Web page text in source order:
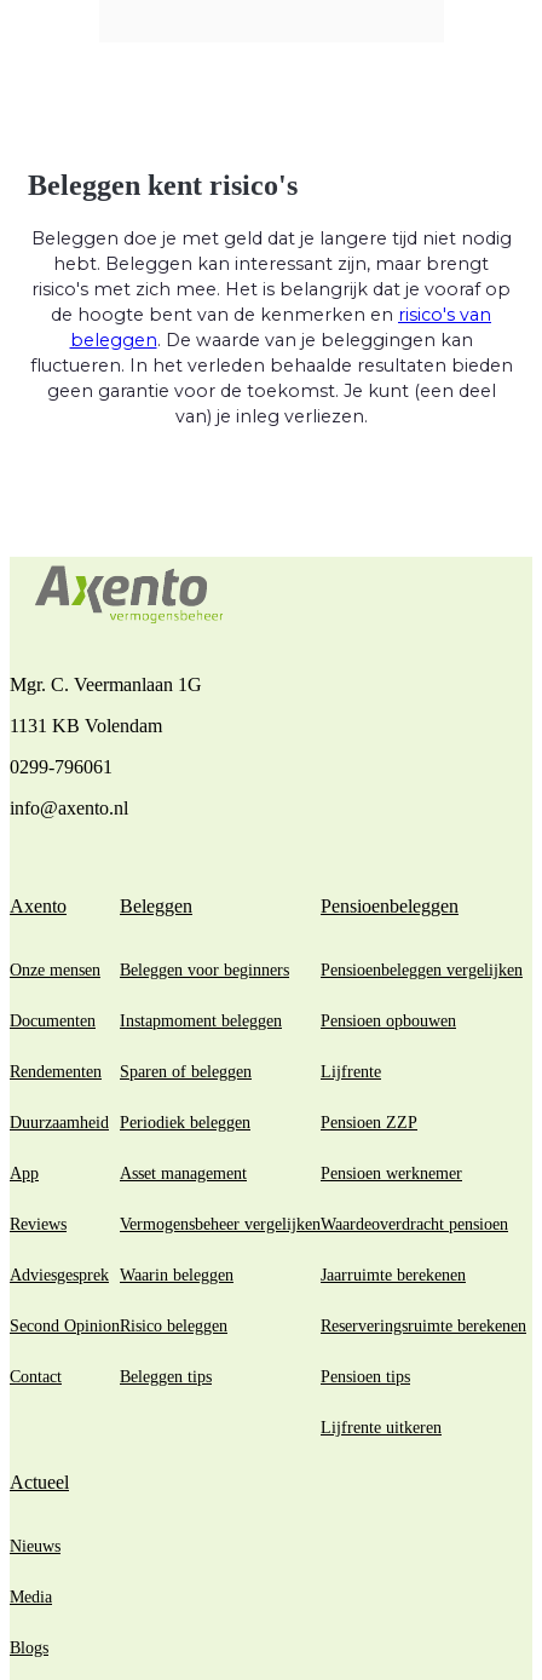
Beleggen kent risico's
Beleggen doe je met geld dat je langere tijd niet nodig
hebt. Beleggen kan interessant zijn, maar brengt
risico's met zich mee. Het is belangrijk dat je vooraf op
de hoogte bent van de kenmerken en risico's van
beleggen. De waarde van je beleggingen kan
fluctueren. In het verleden behaalde resultaten bieden
geen garantie voor de toekomst. Je kunt (een deel
van) je inleg verliezen.
Mgr. C. Veermanlaan 1G
1131 KB Volendam
0299-796061
info@axento.nl
Axento
Onze mensen
Documenten
Rendementen
Duurzaamheid
App
Reviews
Adviesgesprek
Second Opinion
Contact
Beleggen
Beleggen voor beginners
Instapmoment beleggen
Sparen of beleggen
Periodiek beleggen
Asset management
Vermogensbeheer vergelijken
Waarin beleggen
Risico beleggen
Beleggen tips
Pensioenbeleggen
Pensioenbeleggen vergelijken
Pensioen opbouwen
Lijfrente
Pensioen ZZP
Pensioen werknemer
Waardeoverdracht pensioen
Jaarruimte berekenen
Reserveringsruimte berekenen
Pensioen tips
Lijfrente uitkeren
Actueel
Nieuws
Media
Blogs